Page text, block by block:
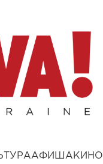
АФИША КИНО